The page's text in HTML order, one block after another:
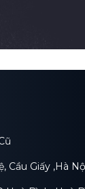
Cầu Giấy ,Hà